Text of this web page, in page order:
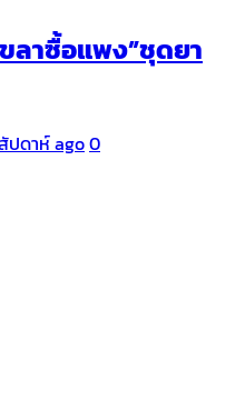
ลาซื้อแพง”ชุดยา
ปดาห์ ago0